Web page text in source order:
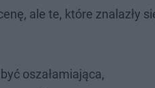
ale te, które znalazły
oszałamiająca,